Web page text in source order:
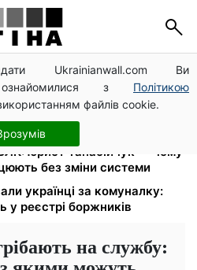
Ukrainianwall.com Ви
з Політикою
використанням файлів cookie.
за $10 000:
в Мукачівському ТЦК
стипендії ×2: уряд
юрист Танасійчук — чому
без зміни системи
українці за комуналку:
реєстрі боржників
на службу: